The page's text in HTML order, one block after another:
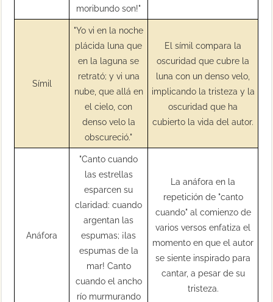
moribundo son!"
Símil
"Yo vi en la noche
plácida luna que
en la laguna se
retrató; y vi una
nube, que allá en
el cielo, con
denso velo la
obscureció."
El símil compara la
oscuridad que cubre la
luna con un denso velo,
implicando la tristeza y la
oscuridad que ha
cubierto la vida del autor.
Anáfora
"Canto cuando
las estrellas
esparcen su
claridad: cuando
argentan las
espumas; ¡las
espumas de la
mar! Canto
cuando el ancho
río murmurando
La anáfora en la
repetición de "canto
cuando" al comienzo de
varios versos enfatiza el
momento en que el autor
se siente inspirado para
cantar, a pesar de su
tristeza.